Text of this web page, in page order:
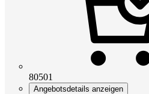
80501
Angebotsdetails anzeigen